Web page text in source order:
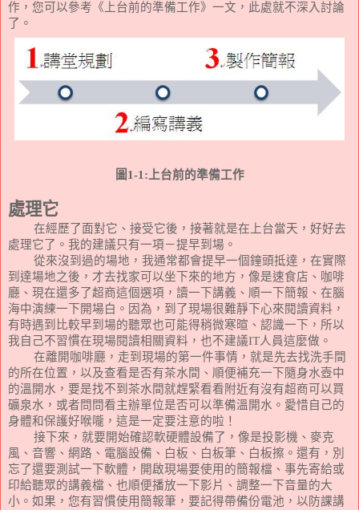
作，您可以參考《上台前的準備工作》一文，此處就不深入討論
了。
圖1-1: 上台前的準備工作
處理它
在經歷了面對它、接受它後，接著就是在上台當天，好好去
處理它了。我的建議只有一項－提早到場。
從來沒到過的場地，我通常都會提早一個鐘頭抵達，在實際
到達場地之後，才去找家可以坐下來的地方，像是速食店、咖啡
廳、現在還多了超商這個選項，讀一下講義、順一下簡報、在腦
海中演練一下開場白。因為，到了現場很難靜下心來閱讀資料，
有時遇到比較早到場的聽眾也可能得稍微寒暄、認識一下，所以
我自己不習慣在現場閱讀相關資料，也不建議IT人員這麼做。
在離開咖啡廳，走到現場的第一件事情，就是先去找洗手間
的所在位置，以及查看是否有茶水間、順便補充一下隨身水壺中
的溫開水，要是找不到茶水間就趕緊看看附近有沒有超商可以買
礦泉水，或者問問看主辦單位是否可以準備溫開水。愛惜自己的
身體和保護好喉嚨，這是一定要注意的啦！
接下來，就要開始確認軟硬體設備了，像是投影機、麥克
風、音響、網路、電腦設備、白板、白板筆、白板擦。還有，別
忘了還要測試一下軟體，開啟現場要使用的簡報檔、事先寄給或
印給聽眾的講義檔、也順便播放一下影片、調整一下音量的大
小。如果，您有習慣使用簡報筆，要記得帶備份電池，以防課講